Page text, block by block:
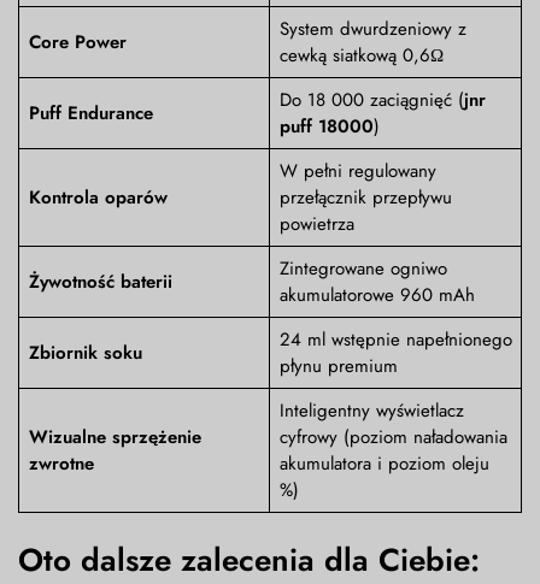
Core Power
System dwurdzeniowy z
cewką siatkową 0,6Ω
Puff Endurance Do 18 000 zaciągnięć (jnr
puff 18000)
Kontrola oparów
W pełni regulowany
przełącznik przepływu
powietrza
Żywotność baterii
Zintegrowane ogniwo
akumulatorowe 960 mAh
Zbiornik soku
24 ml wstępnie napełnionego
płynu premium
Wizualne sprzężenie
zwrotne
Inteligentny wyświetlacz
cyfrowy (poziom naładowania
akumulatora i poziom oleju
%)
Oto dalsze zalecenia dla Ciebie: